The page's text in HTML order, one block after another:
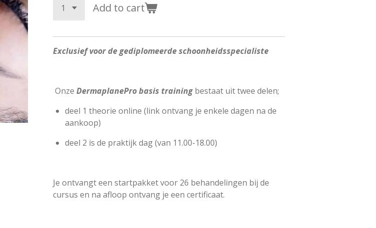
Add to cart
Exclusief voor de gediplomeerde schoonheidsspecialiste
Onze DermaplanePro basis training bestaat uit twee delen;
deel 1 theorie online (link ontvang je enkele dagen na de
aankoop)
deel 2 is de praktijk dag (van 11.00-18.00)
Je ontvangt een startpakket voor 26 behandelingen bij de
cursus en na afloop ontvang je een certificaat.